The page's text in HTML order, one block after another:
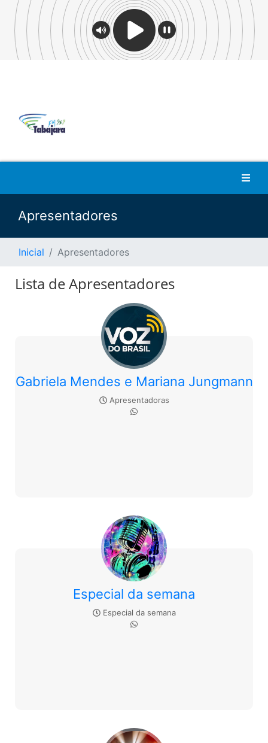
Apresentadores
Inicial Apresentadores
Lista de Apresentadores
Gabriela Mendes e Mariana Jungmann
Apresentadoras
Especial da semana
Especial da semana